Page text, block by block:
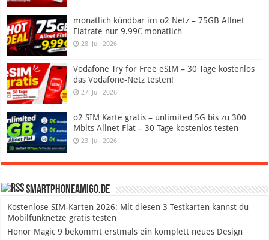
monatlich kündbar im o2 Netz – 75GB Allnet
Flatrate nur 9.99€ monatlich
28. Juli 2026
Vodafone Try for Free eSIM – 30 Tage kostenlos
das Vodafone-Netz testen!
27. Juli 2026
o2 SIM Karte gratis – unlimited 5G bis zu 300
Mbits Allnet Flat – 30 Tage kostenlos testen
23. Juli 2026
SmartphoneAmigo.de
Kostenlose SIM-Karten 2026: Mit diesen 3 Testkarten kannst du
Mobilfunknetze gratis testen
Honor Magic 9 bekommt erstmals ein komplett neues Design